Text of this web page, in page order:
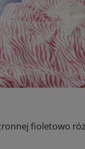
fioletowo